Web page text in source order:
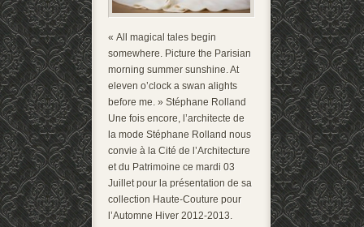
« All magical tales begin
somewhere. Picture the Parisian
morning summer sunshine. At
eleven o’clock a swan alights
before me. » Stéphane Rolland
Une fois encore, l’architecte de
la mode Stéphane Rolland nous
convie à la Cité de l’Architecture
et du Patrimoine ce mardi 03
Juillet pour la présentation de sa
collection Haute-Couture pour
l’Automne Hiver 2012-2013.